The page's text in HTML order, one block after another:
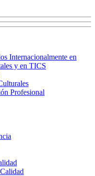
Internacionalmente en
y en TICS
Profesional